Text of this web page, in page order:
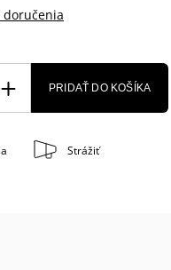
doručenia
PRIDAŤ DO KOŠÍKA
Strážiť